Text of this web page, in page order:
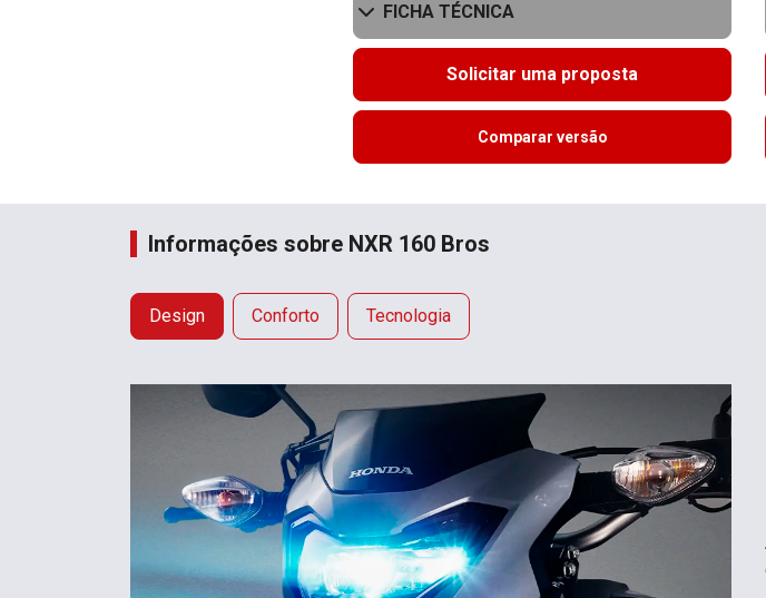
FICHA TÉCNICA
Solicitar uma proposta
Comparar versão
Informações sobre NXR 160 Bros
Design Conforto Tecnologia